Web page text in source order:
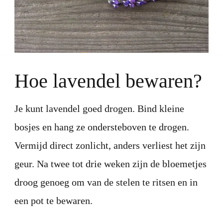
Hoe lavendel bewaren?
Je kunt lavendel goed drogen. Bind kleine
bosjes en hang ze ondersteboven te drogen.
Vermijd direct zonlicht, anders verliest het zijn
geur. Na twee tot drie weken zijn de bloemetjes
droog genoeg om van de stelen te ritsen en in
een pot te bewaren.